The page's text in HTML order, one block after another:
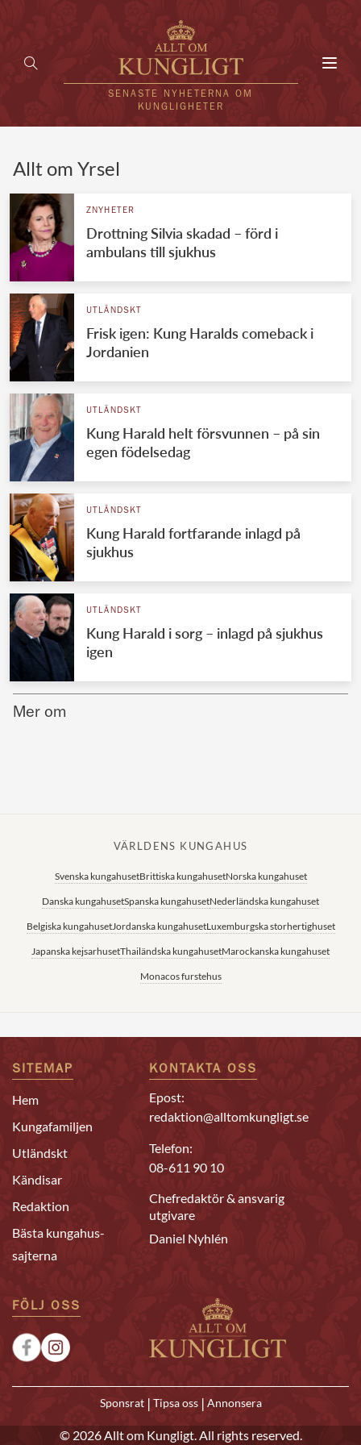
SENASTE NYHETERNA OM
KUNGLIGHETER
UTLÄNDSKT
VÄRLDENS KUNGAHUS
Svenska kungahuset
Brittiska kungahuset
Danska kungahuset
Jordanska kungahuset
Luxemburgska storhertighuset
Japanska kejsarhuset
Thailändska kungahuset
Marockanska kungahuset
REDAKTION
Allt om Yrsel
ZNYHETER
Drottning Silvia skadad – förd i
ambulans till sjukhus
UTLÄNDSKT
Frisk igen: Kung Haralds comeback i
Jordanien
UTLÄNDSKT
Kung Harald helt försvunnen – på sin
egen födelsedag
UTLÄNDSKT
Kung Harald fortfarande inlagd på
sjukhus
UTLÄNDSKT
Kung Harald i sorg – inlagd på sjukhus
igen
Mer om
VÄRLDENS KUNGAHUS
Svenska kungahusetBrittiska kungahusetNorska kungahuset
Danska kungahusetSpanska kungahusetNederländska kungahuset
Belgiska kungahusetJordanska kungahusetLuxemburgska storhertighuset
Japanska kejsarhusetThailändska kungahusetMarockanska kungahuset
Monacos furstehus
SITEMAP
Hem
Kungafamiljen
Utländskt
Kändisar
Redaktion
Bästa kungahus-
sajterna
KONTAKTA OSS
Epost:
redaktion@alltomkungligt.se
Telefon:
08-611 90 10
Chefredaktör & ansvarig
utgivare
Daniel Nyhlén
FÖLJ OSS
Sponsrat | Tipsa oss | Annonsera
© 2026 Allt om Kungligt. All rights reserved.